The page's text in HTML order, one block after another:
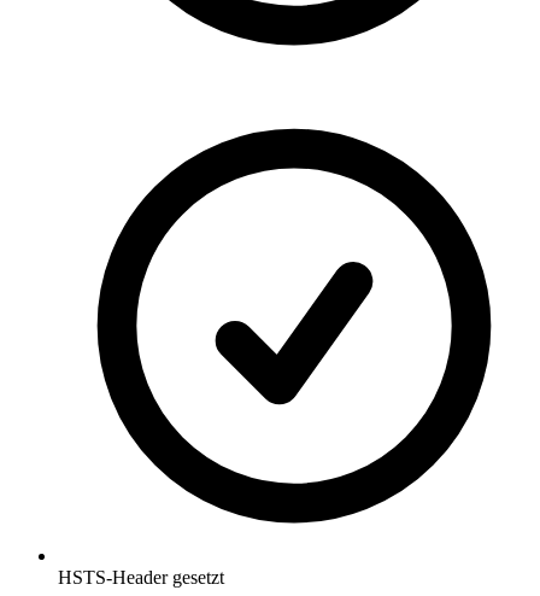
HSTS-Header gesetzt